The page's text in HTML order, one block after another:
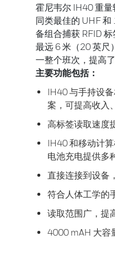
霍尼韦尔 IH40 重
同类最佳的 UHF
备组合捕获 RFID
最远 6 米（20 英尺
一整个班次，提高
主要功能包括：
IH40 与手持设
案，可提高收入
高标签读取速度
IH40 和移动计
电池充电提供多
直接连接到设备
符合人体工学的
读取范围广，提
4000 mAH 大容